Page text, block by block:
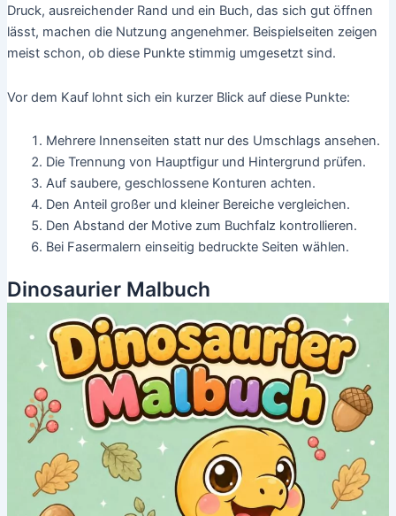
Druck, ausreichender Rand und ein Buch, das sich gut öffnen
lässt, machen die Nutzung angenehmer. Beispielseiten zeigen
meist schon, ob diese Punkte stimmig umgesetzt sind.
Vor dem Kauf lohnt sich ein kurzer Blick auf diese Punkte:
Mehrere Innenseiten statt nur des Umschlags ansehen.
Die Trennung von Hauptfigur und Hintergrund prüfen.
Auf saubere, geschlossene Konturen achten.
Den Anteil großer und kleiner Bereiche vergleichen.
Den Abstand der Motive zum Buchfalz kontrollieren.
Bei Fasermalern einseitig bedruckte Seiten wählen.
Dinosaurier Malbuch